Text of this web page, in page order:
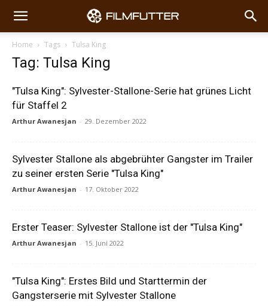
Home Tags Tulsa King
Tag: Tulsa King
"Tulsa King": Sylvester-Stallone-Serie hat grünes Licht
für Staffel 2
Arthur Awanesjan - 29. Dezember 2022
Sylvester Stallone als abgebrühter Gangster im Trailer
zu seiner ersten Serie "Tulsa King"
Arthur Awanesjan - 17. Oktober 2022
Erster Teaser: Sylvester Stallone ist der "Tulsa King"
Arthur Awanesjan - 15. Juni 2022
"Tulsa King": Erstes Bild und Starttermin der
Gangsterserie mit Sylvester Stallone